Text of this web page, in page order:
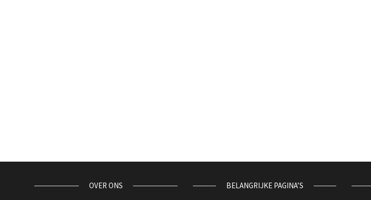
OVER ONS BELANGRIJKE PAGINA’S